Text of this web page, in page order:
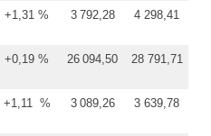
+1,31 % 3 792,28 4 298,41
+0,19 % 26 094,50 28 791,71
+1,11 % 3 089,26 3 639,78